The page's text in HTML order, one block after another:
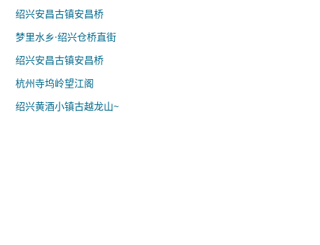
绍兴安昌古镇安昌桥
梦里水乡·绍兴仓桥直街
绍兴安昌古镇安昌桥
杭州寺坞岭望江阁
绍兴黄酒小镇古越龙山~